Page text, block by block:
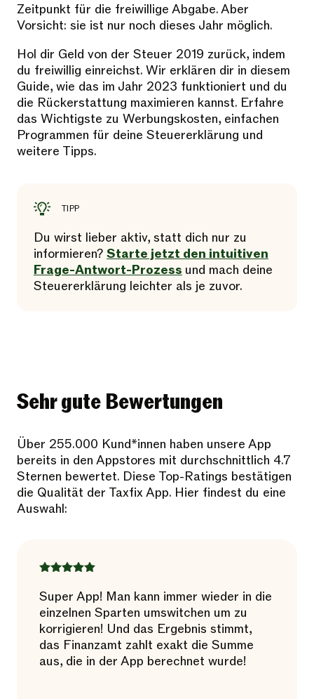
Zeitpunkt für die freiwillige Abgabe. Aber
Vorsicht: sie ist nur noch dieses Jahr möglich.
Hol dir Geld von der Steuer 2019 zurück, indem
du freiwillig einreichst. Wir erklären dir in diesem
Guide, wie das im Jahr 2023 funktioniert und du
die Rückerstattung maximieren kannst. Erfahre
das Wichtigste zu Werbungskosten, einfachen
Programmen für deine Steuererklärung und
weitere Tipps.
TIPP
Du wirst lieber aktiv, statt dich nur zu
informieren? Starte jetzt den intuitiven
Frage-Antwort-Prozess und mach deine
Steuererklärung leichter als je zuvor.
Sehr gute Bewertungen
Über 255.000 Kund*innen haben unsere App
bereits in den Appstores mit durchschnittlich 4.7
Sternen bewertet. Diese Top-Ratings bestätigen
die Qualität der Taxfix App. Hier findest du eine
Auswahl:
Super App! Man kann immer wieder in die
einzelnen Sparten umswitchen um zu
korrigieren! Und das Ergebnis stimmt,
das Finanzamt zahlt exakt die Summe
aus, die in der App berechnet wurde!